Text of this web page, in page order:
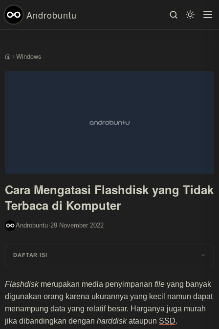
Androbuntu
BerandaWindows
Cara Mengatasi Flashdisk yang Tidak
Terbaca di Komputer
Androbuntu·29 November 2022
DAFTAR ISI
Flashdiskmerupakan media penyimpanan file yang banyak
digunakan orang karena ukurannya yang kecil namun dapat
menampung data yang relatif besar. Harganya juga murah
jika dibandingkan dengan harddiskataupun SSD.